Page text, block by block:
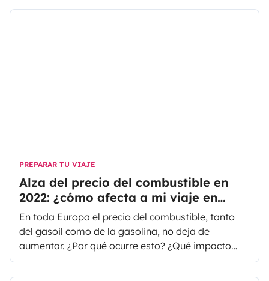
confianza, pero al salir por primera vez en una
PREPARAR TU VIAJE
Alza del precio del combustible en
2022: ¿cómo afecta a mi viaje en
autocaravana o furgoneta camper?
En toda Europa el precio del combustible, tanto
del gasoil como de la gasolina, no deja de
aumentar. ¿Por qué ocurre esto? ¿Qué impacto
tiene la subida del precio del combustible en tus
vacaciones en autocaravana? ¿Cómo reducir el